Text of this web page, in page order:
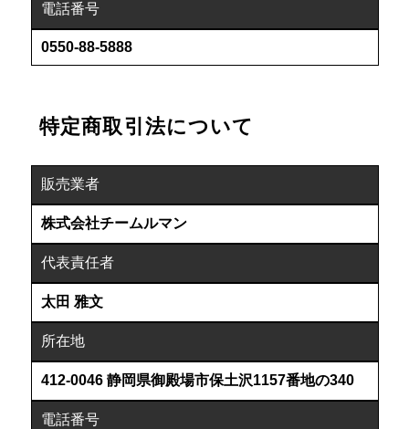
電話番号
0550-88-5888
特定商取引法について
販売業者
株式会社チームルマン
代表責任者
太田 雅文
所在地
412-0046 静岡県御殿場市保土沢1157番地の340
電話番号